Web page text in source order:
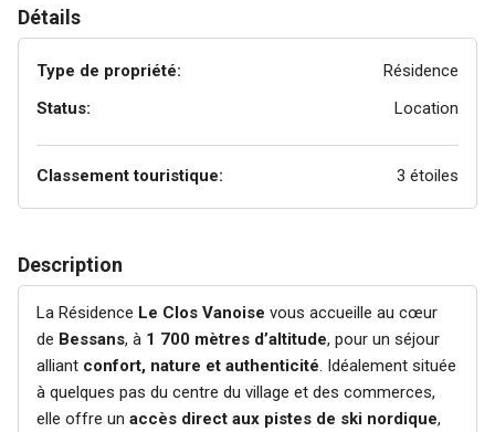
Détails
Type de propriété:
Résidence
Status:
Location
Classement touristique: 3 étoiles
Description
La Résidence Le Clos Vanoise vous accueille au cœur
de Bessans, à 1 700 mètres d’altitude, pour un séjour
alliant confort, nature et authenticité. Idéalement située
à quelques pas du centre du village et des commerces,
elle offre un accès direct aux pistes de ski nordique,